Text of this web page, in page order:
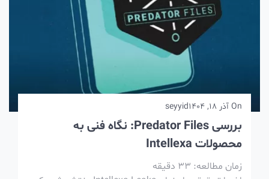
آذر 18, 1404 seyyid
بررسی Predator Files: نگاه فنی به
محصولات Intellexa
زمان مطالعه:33 دقیقه